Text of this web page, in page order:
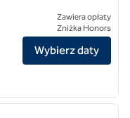
Jiangmen Xinhui
Zawiera opłaty
Zniżka Honors
Wybierz daty